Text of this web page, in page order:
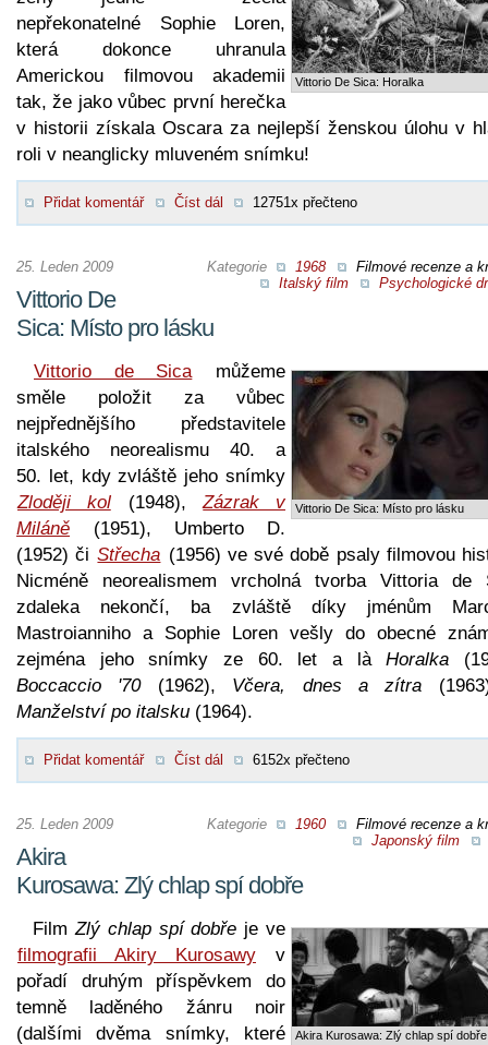
Vittorio De Sica: Horalka
nepřekonatelné Sophie Loren,
která dokonce uhranula
Americkou filmovou akademii
tak, že jako vůbec první herečka
v historii získala Oscara za nejlepší ženskou úlohu v
roli v neanglicky mluveném snímku!
Přidat komentář Číst dál 12751x přečteno
Kategorie 1968
Filmové recenze a
Italský film
Psychologické
25. Leden 2009
Vittorio De
Sica: Místo pro lásku
Vittorio De Sica: Místo pro lásku
Vittorio de Sica můžeme
směle položit za vůbec
nejpřednějšího představitele
italského neorealismu 40. a
50. let, kdy zvláště jeho snímky
Zloději kol (1948), Zázrak v
Miláně (1951), Umberto D.
(1952) či Střecha (1956) ve své době psaly filmovou
Nicméně neorealismem vrcholná tvorba Vittoria de
zdaleka nekončí, ba zvláště díky jménům
Mastroianniho a Sophie Loren vešly do obecné
zejména jeho snímky ze 60. let a làHoralka
Boccaccio '70(1962), Včera, dnes a zítra
Manželství po italsku (1964).
Přidat komentář Číst dál 6152x přečteno
Kategorie 1960
Filmové recenze a
Japonský film
25. Leden 2009
Akira
Kurosawa: Zlý chlap spí dobře
Akira Kurosawa: Zlý chlap spí dobře
Film Zlý chlap spí dobře je ve
filmografii Akiry Kurosawy v
pořadí druhým příspěvkem do
temně laděného žánru noir
(dalšími dvěma snímky, které